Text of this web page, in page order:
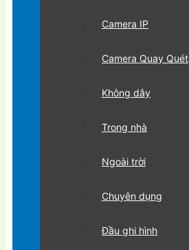
Camera IP
Camera Quay Quét
Không dây
Trong nhà
Ngoài trời
Chuyên dụng
Đầu ghi hình